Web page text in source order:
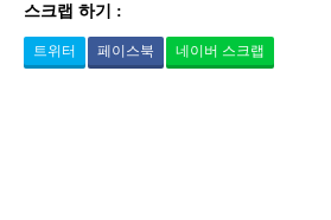
스크랩 하기 :
트위터 페이스북 네이버 스크랩